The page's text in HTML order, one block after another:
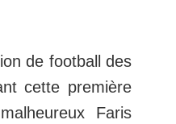
de football des
cette première
Faris